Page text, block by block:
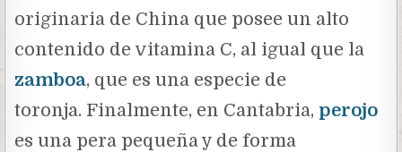
originaria de China que posee un alto
contenido de vitamina C, al igual que la
zamboa, que es una especie de
toronja. Finalmente, en Cantabria, perojo
es una pera pequeña y de forma